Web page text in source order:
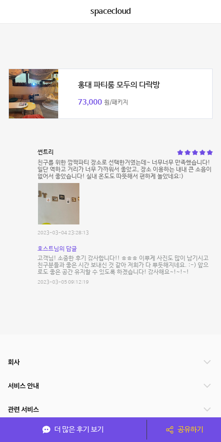
spacecloud
홍대 파티룸 모두의 다락방
73,000 원/패키지
썬트리
친구를 위한 깜짝파티 장소로 선택한거였는데~ 너무너무 만족했습니다!
일단 역하고 거리가 너무 가까워서 좋았고, 장소 이용하는 내내 큰 소음이
없어서 좋았습니다! 실내 온도도 따뜻해서 편하게 놀았네요:)
2023-03-04 23:28:13
호스트님의 답글
고객님! 소중한 후기 감사합니다!! ㅎㅎㅎ 이뿌게 사진도 많이 남기시고
친구분들과 좋은 시간 보내신 것 같아 저희가 다 뿌듯해지네요. :-) 앞으
로도 좋은 공간 유지할 수 있도록 하겠습니다! 감사해요~!~!~!
2023-03-05 09:12:19
더 많은 후기 보기 공유하기
회사
서비스 안내
관련 서비스